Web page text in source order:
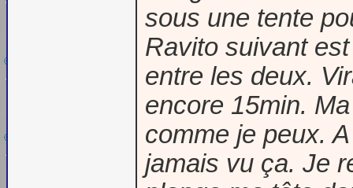
sous une tente
Ravito suivant
entre les deux.
encore 15min.
comme je peux.
jamais vu ça. Je